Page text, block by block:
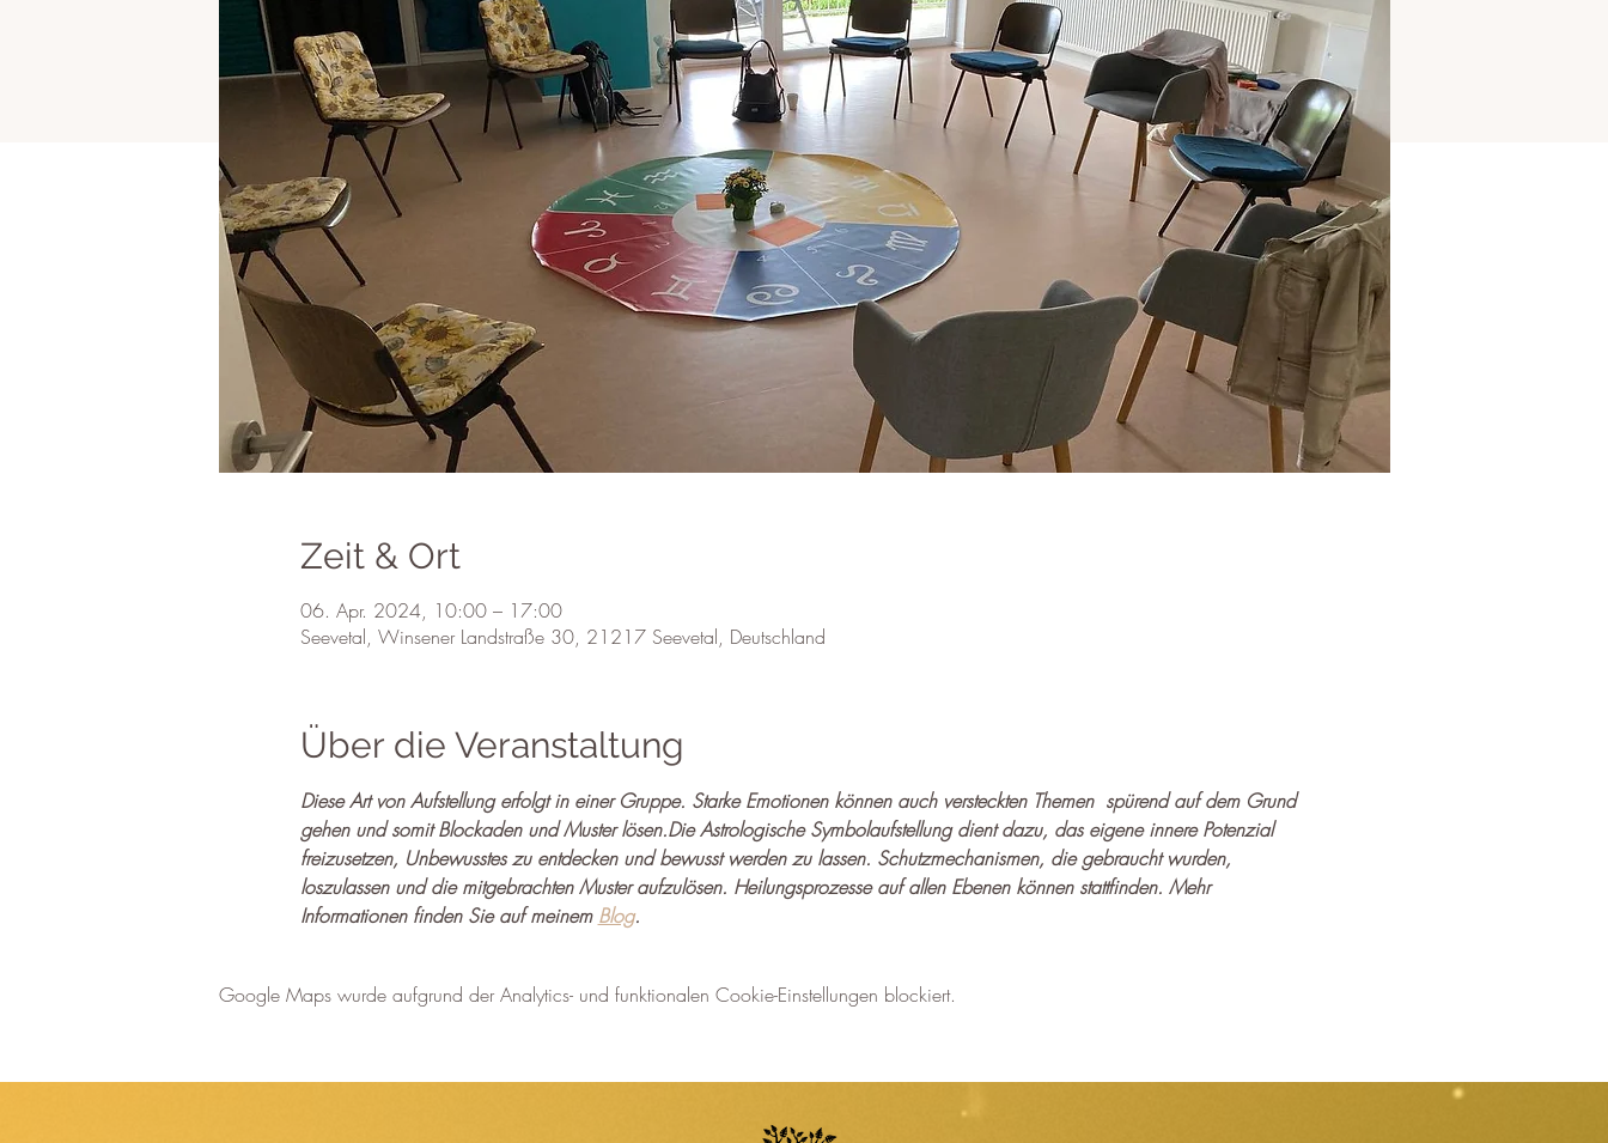
Zeit & Ort
06. Apr. 2024, 10:00 – 17:00
Seevetal, Winsener Landstraße 30, 21217 Seevetal, Deutschland
Über die Veranstaltung
Diese Art von Aufstellung erfolgt in einer Gruppe. Starke Emotionen können auch versteckten Themen  spürend auf dem Grund
gehen und somit Blockaden und Muster lösen.Die Astrologische Symbolaufstellung dient dazu, das eigene innere Potenzial
freizusetzen, Unbewusstes zu entdecken und bewusst werden zu lassen. Schutzmechanismen, die gebraucht wurden,
loszulassen und die mitgebrachten Muster aufzulösen. Heilungsprozesse auf allen Ebenen können stattfinden. Mehr
Informationen finden Sie auf meinem Blog.
Google Maps wurde aufgrund der Analytics- und funktionalen Cookie-Einstellungen blockiert.